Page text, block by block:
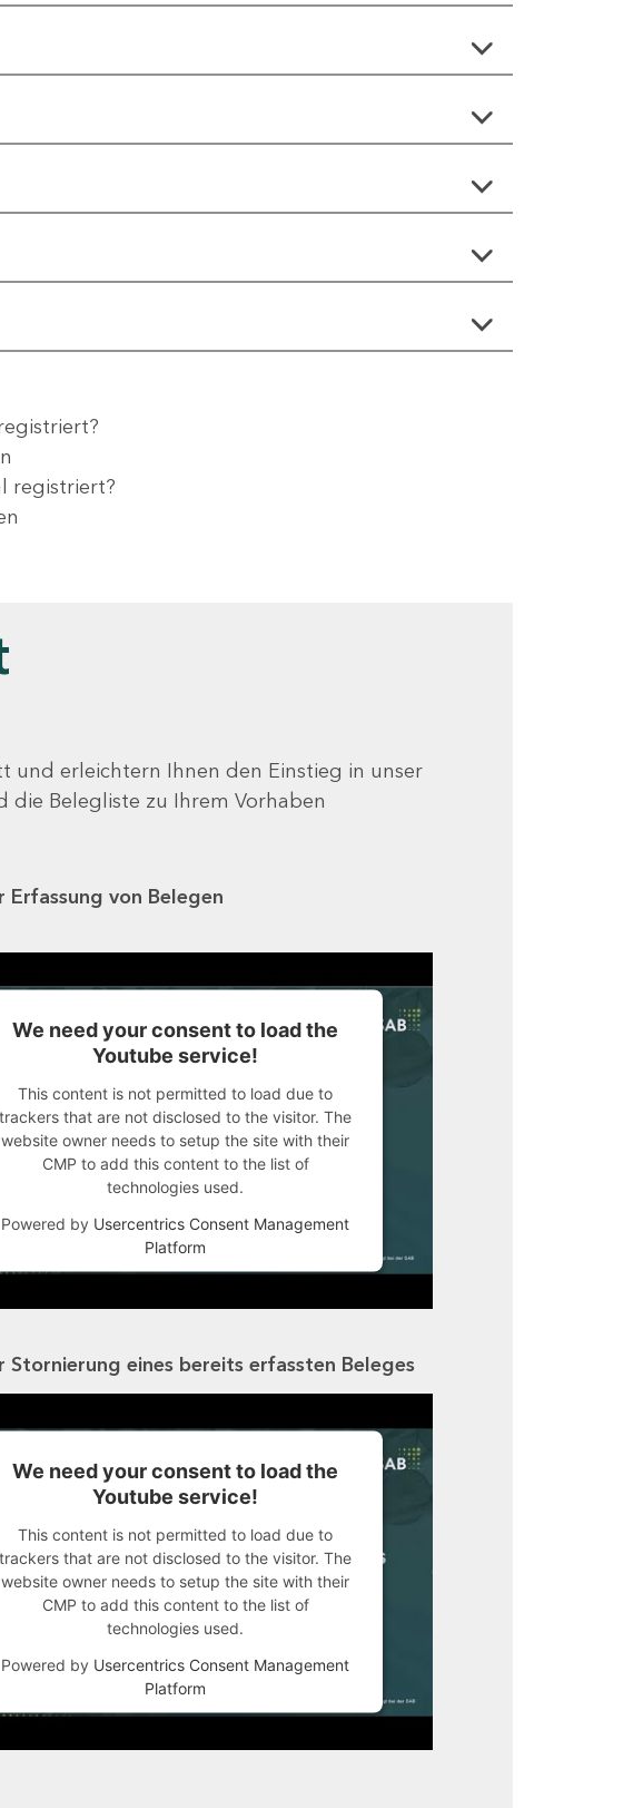
registriert?
und erleichtern Ihnen den Einstieg in unser
die Belegliste zu Ihrem Vorhaben
Erfassung von Belegen
We need your consent to load the
Youtube service!
This content is not permitted to load due to
trackers that are not disclosed to the visitor. The
website owner needs to setup the site with their
CMP to add this content to the list of
technologies used.
Powered by Usercentrics Consent Management
Platform
Stornierung eines bereits erfassten Beleges
We need your consent to load the
Youtube service!
This content is not permitted to load due to
trackers that are not disclosed to the visitor. The
website owner needs to setup the site with their
CMP to add this content to the list of
technologies used.
Powered by Usercentrics Consent Management
Platform